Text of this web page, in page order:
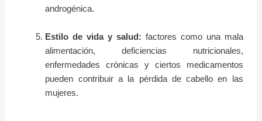
androgénica.
Estilo de vida y salud: factores como una mala
alimentación, deficiencias nutricionales,
enfermedades crónicas y ciertos medicamentos
pueden contribuir a la pérdida de cabello en las
mujeres.